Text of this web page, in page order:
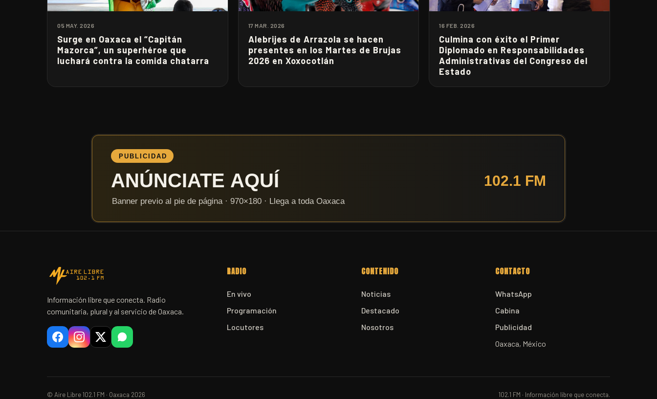
05 MAY. 2026
Surge en Oaxaca el “Capitán
Mazorca”, un superhéroe que
luchará contra la comida chatarra
17 MAR. 2026
Alebrijes de Arrazola se hacen
presentes en los Martes de Brujas
2026 en Xoxocotlán
16 FEB. 2026
Culmina con éxito el Primer
Diplomado en Responsabilidades
Administrativas del Congreso del
Estado
Información libre que conecta. Radio
comunitaria, plural y al servicio de Oaxaca.
RADIO
En vivo
Programación
Locutores
CONTENIDO
Noticias
Destacado
Nosotros
CONTACTO
WhatsApp
Cabina
Publicidad
Oaxaca, México
© Aire Libre 102.1 FM · Oaxaca 2026 102.1 FM · Información libre que conecta.